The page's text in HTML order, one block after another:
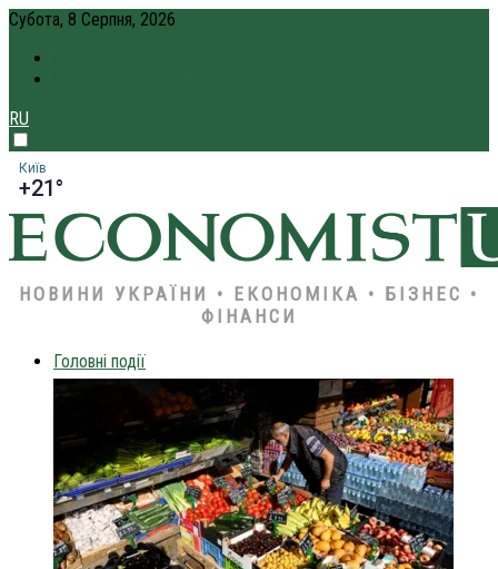
Субота, 8 Серпня, 2026
RU
Київ
+21°
НОВИНИ УКРАЇНИ • ЕКОНОМІКА • БІЗНЕС •
ФІНАНСИ
Головні події